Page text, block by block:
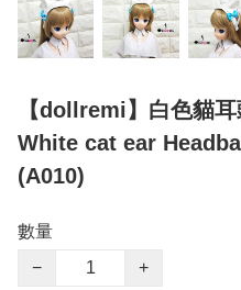
【dollremi】白色貓
White cat ear
(A010)
數量
−
+